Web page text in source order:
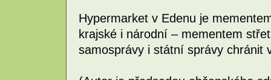
Hypermarket v Edenu je
krajské i národní – mementem
samosprávy i státní správy chránit